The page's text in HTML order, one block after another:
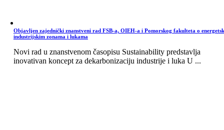
Objavljen zajednički znanstveni rad FSB-a, OIEH-a i Pomorskog fakulteta o
industrijskim zonama i lukama
Novi rad u znanstvenom časopisu Sustainability predstavlja
inovativan koncept za dekarbonizaciju industrije i luka U ...